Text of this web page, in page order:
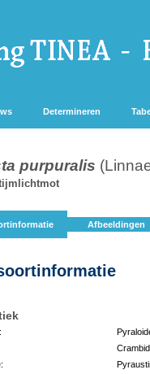
Determineren
purpuralis
Afbeeldingen